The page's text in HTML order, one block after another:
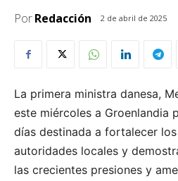
PorRedacción 2 de abril de 2025
La primera ministra danesa,
este miércoles a Groenlandia
días destinada a fortalecer
autoridades locales y
las crecientes presiones y